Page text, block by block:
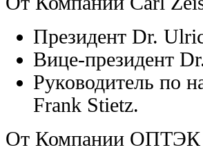
Президент Dr.
Вице-президент
Руководитель по
Frank Stietz.
От Компании ОПТЭК